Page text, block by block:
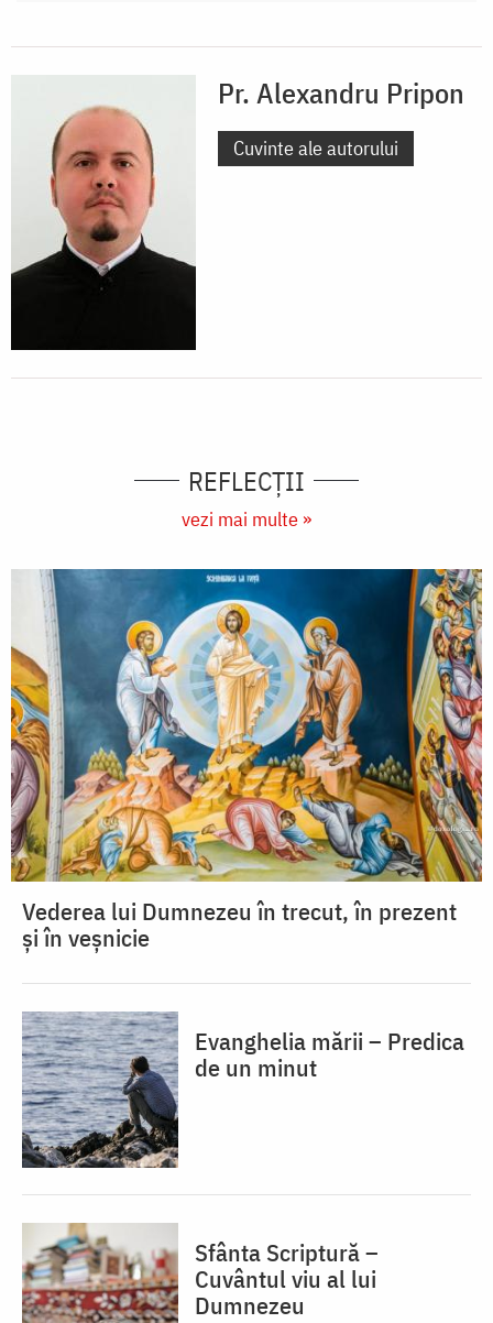
Pr. Alexandru Pripon
Cuvinte ale autorului
REFLECȚII
vezi mai multe »
Vederea lui Dumnezeu în trecut, în prezent
și în veșnicie
Evanghelia mării – Predica
de un minut
Sfânta Scriptură –
Cuvântul viu al lui
Dumnezeu